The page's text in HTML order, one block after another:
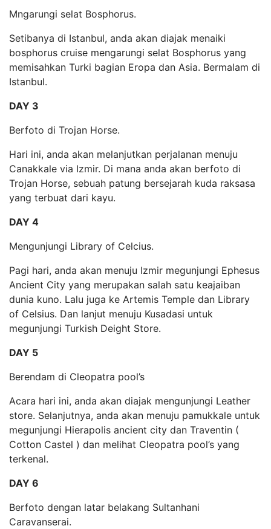
Mngarungi selat Bosphorus.
Setibanya di Istanbul, anda akan diajak menaiki
bosphorus cruise mengarungi selat Bosphorus yang
memisahkan Turki bagian Eropa dan Asia. Bermalam di
Istanbul.
DAY 3
Berfoto di Trojan Horse.
Hari ini, anda akan melanjutkan perjalanan menuju
Canakkale via Izmir. Di mana anda akan berfoto di
Trojan Horse, sebuah patung bersejarah kuda raksasa
yang terbuat dari kayu.
DAY 4
Mengunjungi Library of Celcius.
Pagi hari, anda akan menuju Izmir megunjungi Ephesus
Ancient City yang merupakan salah satu keajaiban
dunia kuno. Lalu juga ke Artemis Temple dan Library
of Celsius. Dan lanjut menuju Kusadasi untuk
megunjungi Turkish Deight Store.
DAY 5
Berendam di Cleopatra pool’s
Acara hari ini, anda akan diajak mengunjungi Leather
store. Selanjutnya, anda akan menuju pamukkale untuk
megunjungi Hierapolis ancient city dan Traventin (
Cotton Castel ) dan melihat Cleopatra pool’s yang
terkenal.
DAY 6
Berfoto dengan latar belakang Sultanhani
Caravanserai.